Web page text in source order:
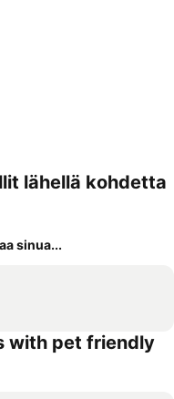
lähellä kohdetta
sinua...
with pet friendly